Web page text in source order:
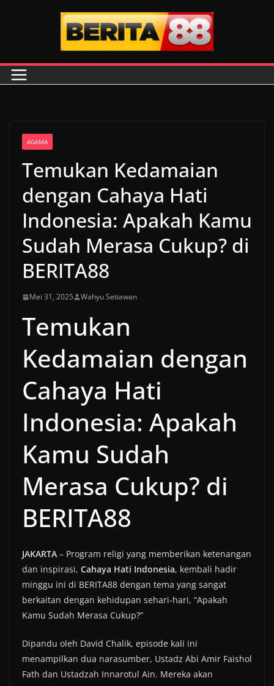
AGAMA
Temukan Kedamaian
dengan Cahaya Hati
Indonesia: Apakah Kamu
Sudah Merasa Cukup? di
BERITA88
Mei 31, 2025 Wahyu Setiawan
Temukan
Kedamaian dengan
Cahaya Hati
Indonesia: Apakah
Kamu Sudah
Merasa Cukup? di
BERITA88
JAKARTA – Program religi yang memberikan ketenangan
dan inspirasi, Cahaya Hati Indonesia, kembali hadir
minggu ini di BERITA88 dengan tema yang sangat
berkaitan dengan kehidupan sehari-hari, “Apakah
Kamu Sudah Merasa Cukup?”
Dipandu oleh David Chalik, episode kali ini
menampilkan dua narasumber, Ustadz Abi Amir Faishol
Fath dan Ustadzah Innarotul Ain. Mereka akan